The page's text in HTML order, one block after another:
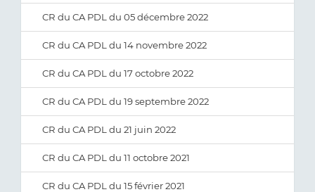
CR du CA PDL du 05 décembre 2022
CR du CA PDL du 14 novembre 2022
CR du CA PDL du 17 octobre 2022
CR du CA PDL du 19 septembre 2022
CR du CA PDL du 21 juin 2022
CR du CA PDL du 11 octobre 2021
CR du CA PDL du 15 février 2021